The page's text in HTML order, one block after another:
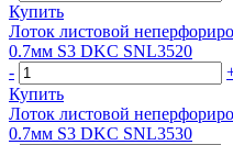
Купить
Лоток листовой
0.7мм S3 DKC SNL3520
-
Купить
Лоток листовой
0.7мм S3 DKC SNL3530